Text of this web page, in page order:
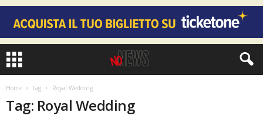
Home tag Royal Wedding
Tag: Royal Wedding